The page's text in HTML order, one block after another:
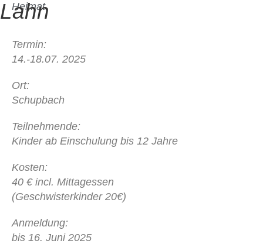
Heimat.
Termin:
14.-18.07. 2025
Ort:
Schupbach
Teilnehmende:
Kinder ab Einschulung bis 12 Jahre
Kosten:
40 € incl. Mittagessen
(Geschwisterkinder 20€)
Anmeldung:
bis 16. Juni 2025